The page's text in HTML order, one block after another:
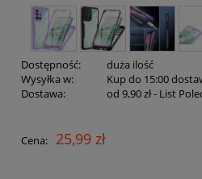
Dostępność:
duża ilość
Wysyłka w:
Kup do 15:00
Dostawa:
od 9,90 zł- List
Cena nie zawiera ewentualnych
Cena: 25,99 zł